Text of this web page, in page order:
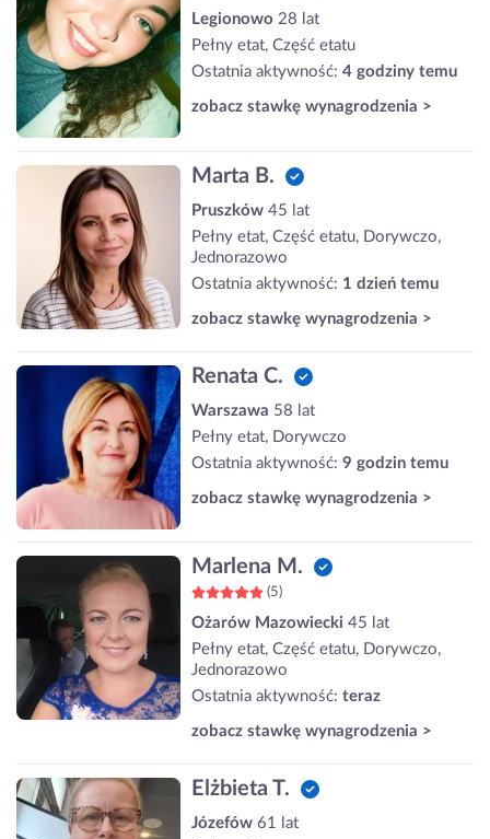
Legionowo 28 lat
Pełny etat, Część etatu
Ostatnia aktywność: 4 godziny temu
zobacz stawkę wynagrodzenia >
Marta B.
Pruszków 45 lat
Pełny etat, Część etatu, Dorywczo,
Jednorazowo
Ostatnia aktywność: 1 dzień temu
zobacz stawkę wynagrodzenia >
Renata C.
Warszawa 58 lat
Pełny etat, Dorywczo
Ostatnia aktywność: 9 godzin temu
zobacz stawkę wynagrodzenia >
Marlena M.
(5)
Ożarów Mazowiecki 45 lat
Pełny etat, Część etatu, Dorywczo,
Jednorazowo
Ostatnia aktywność: teraz
zobacz stawkę wynagrodzenia >
Elżbieta T.
Józefów 61 lat